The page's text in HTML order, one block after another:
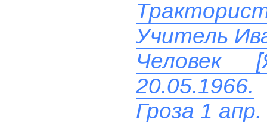
Учитель
Человек
20.05.1966.
Гроза 1